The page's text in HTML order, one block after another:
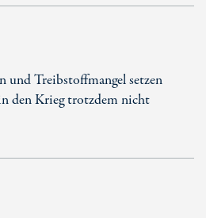
Treibstoffmangel setzen
den Krieg trotzdem nicht